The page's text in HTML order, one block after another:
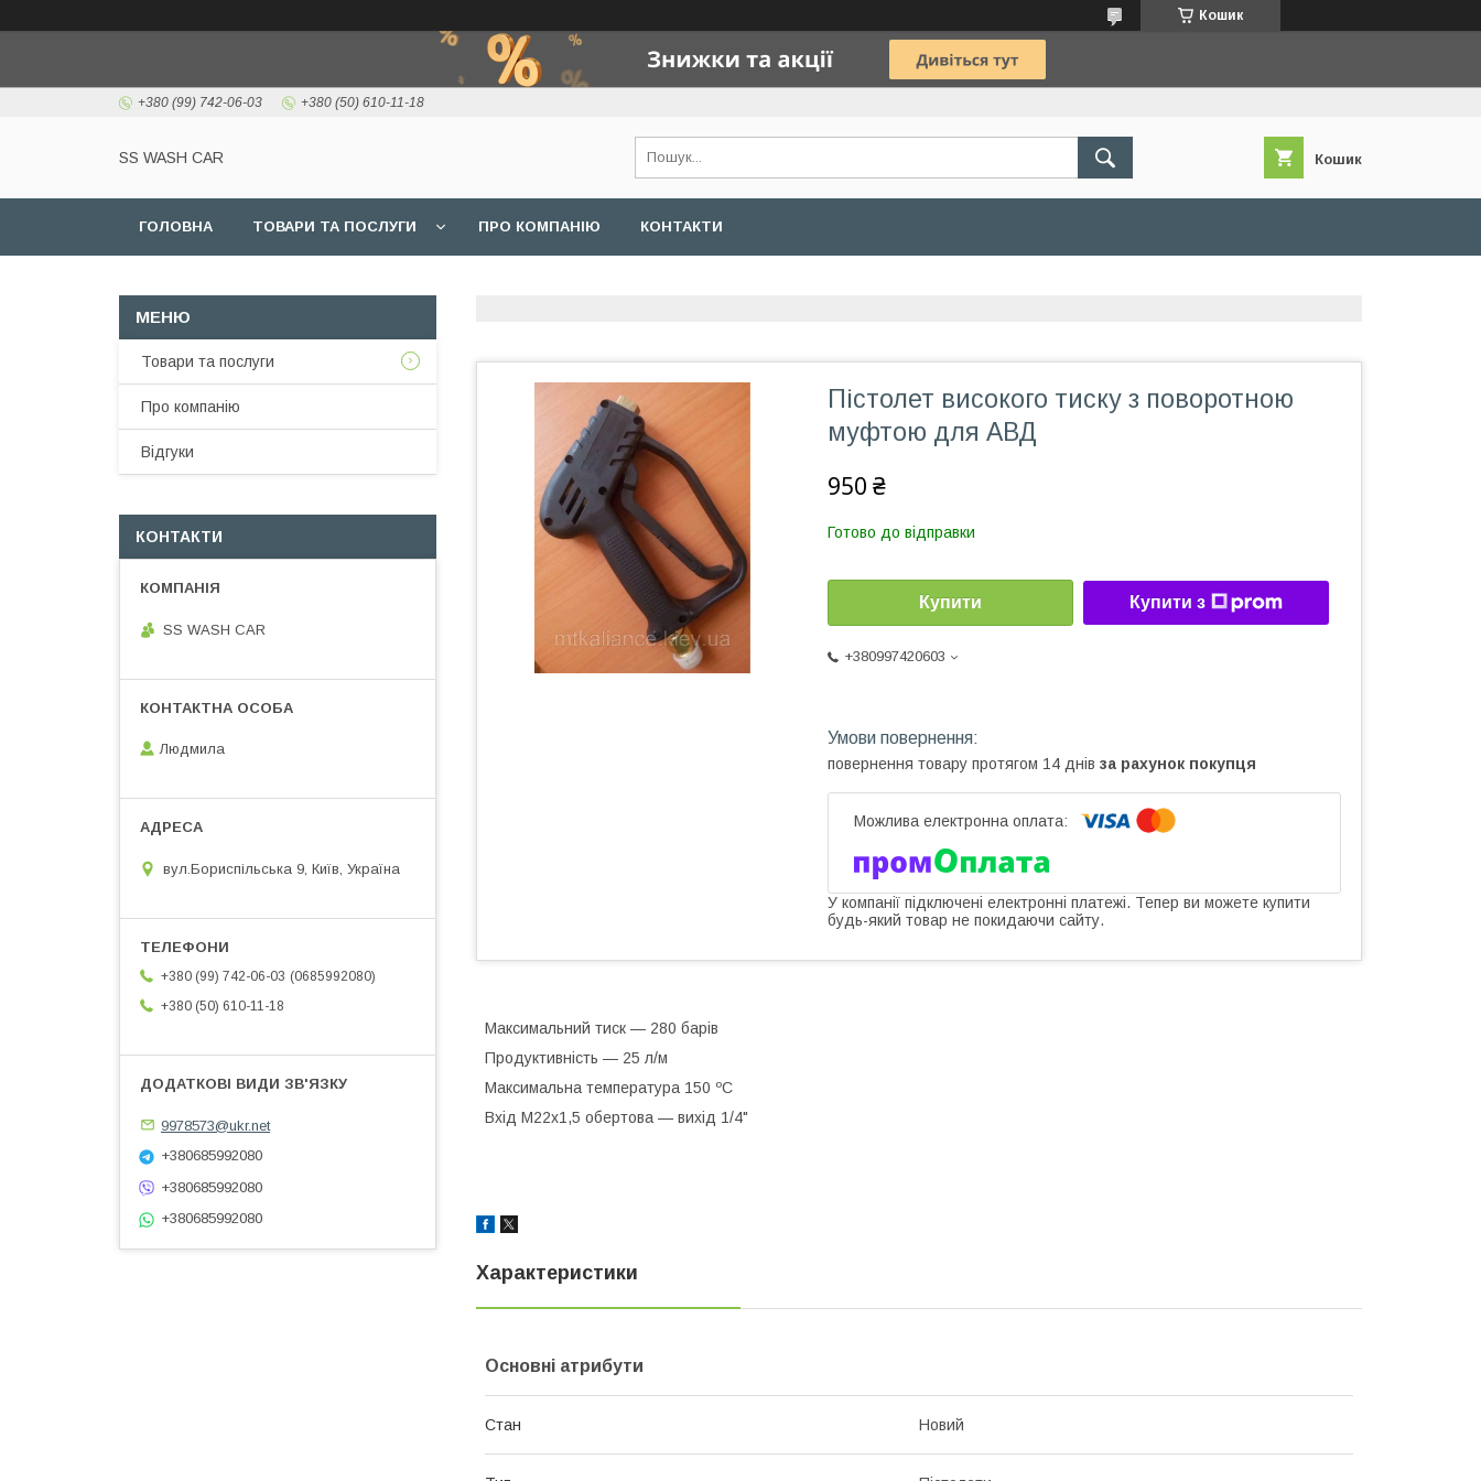
Кошик
+380 (99) 742-06-03 +380 (50) 610-11-18
SS WASH CAR Кошик
ГОЛОВНА ТОВАРИ ТА ПОСЛУГИ ПРО КОМПАНІЮ КОНТАКТИ
Пістолет високого тиску з поворотною
муфтою для АВД
950 ₴
Готово до відправки
Купити Купити з
+380997420603
повернення товару протягом 14 днів за рахунок покупця
У компанії підключені електронні платежі. Тепер ви можете купити
будь-який товар не покидаючи сайту.
Максимальний тиск — 280 барів
Продуктивність — 25 л/м
Максимальна температура 150 ºC
Вхід М22х1,5 обертова — вихід 1/4"
Характеристики
Основні атрибути
Стан Новий
Товари та послуги
Про компанію
Відгуки
КОНТАКТИ
SS WASH CAR
Людмила
вул.Бориспільська 9, Київ, Україна
+380 (99) 742-06-03
0685992080
+380 (50) 610-11-18
9978573@ukr.net
+380685992080
+380685992080
+380685992080